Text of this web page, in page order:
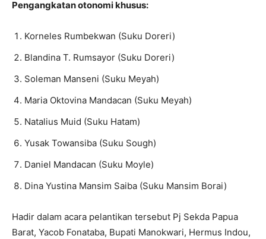
Pengangkatan otonomi khusus:
Korneles Rumbekwan (Suku Doreri)
Blandina T. Rumsayor (Suku Doreri)
Soleman Manseni (Suku Meyah)
Maria Oktovina Mandacan (Suku Meyah)
Natalius Muid (Suku Hatam)
Yusak Towansiba (Suku Sough)
Daniel Mandacan (Suku Moyle)
Dina Yustina Mansim Saiba (Suku Mansim Borai)
Hadir dalam acara pelantikan tersebut Pj Sekda Papua
Barat, Yacob Fonataba, Bupati Manokwari, Hermus Indou,